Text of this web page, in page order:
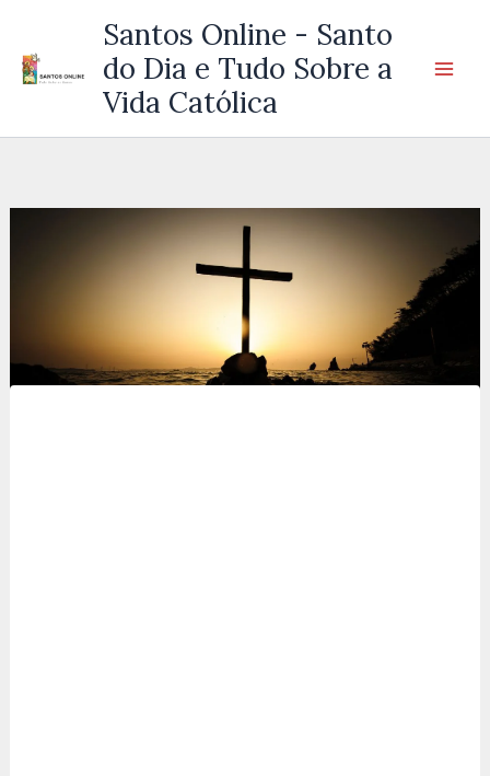
Santos Online - Santo
do Dia e Tudo Sobre a
Vida Católica